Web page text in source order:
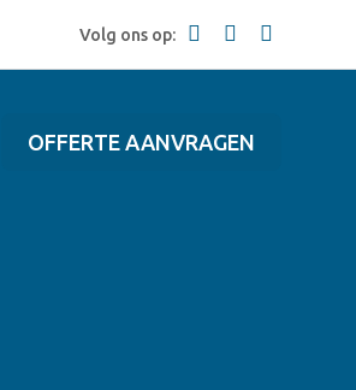
Volg ons op:
OFFERTE AANVRAGEN